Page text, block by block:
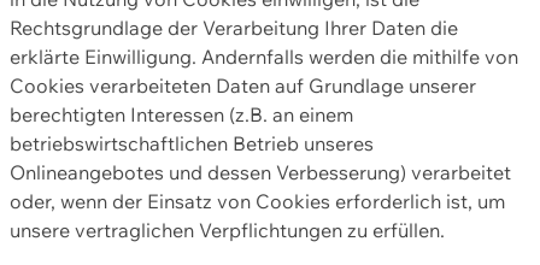
Rechtsgrundlage der Verarbeitung Ihrer Daten die
erklärte Einwilligung. Andernfalls werden die mithilfe von
Cookies verarbeiteten Daten auf Grundlage unserer
berechtigten Interessen (z.B. an einem
betriebswirtschaftlichen Betrieb unseres
Onlineangebotes und dessen Verbesserung) verarbeitet
oder, wenn der Einsatz von Cookies erforderlich ist, um
unsere vertraglichen Verpflichtungen zu erfüllen.